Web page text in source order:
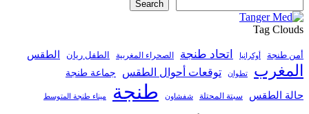
Search
Tag
أوكرانيا اتحاد طنجة الصحراء المغربية الطفل ريان الطقس
تطوان توقعات أحوال الطقس جماعة طنجة
الطقس سبتة المحتلة شفشاون طنجة ميناء طنجة المتوسط